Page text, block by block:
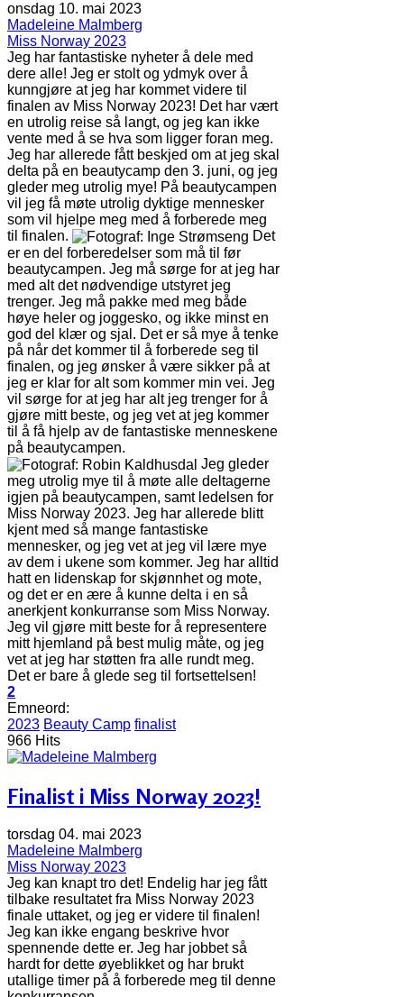
onsdag 10. mai 2023
Madeleine Malmberg
Miss Norway 2023
Jeg har fantastiske nyheter å dele med
dere alle! Jeg er stolt og ydmyk over å
kunngjøre at jeg har kommet videre til
finalen av Miss Norway 2023! Det har vært
en utrolig reise så langt, og jeg kan ikke
vente med å se hva som ligger foran meg.
Jeg har allerede fått beskjed om at jeg skal
delta på en beautycamp den 3. juni, og jeg
gleder meg utrolig mye! På beautycampen
vil jeg få møte utrolig dyktige mennesker
som vil hjelpe meg med å forberede meg
til finalen.
Det
er en del forberedelser som må til før
beautycampen. Jeg må sørge for at jeg har
med alt det nødvendige utstyret jeg
trenger. Jeg må pakke med meg både
høye heler og joggesko, og ikke minst en
god del klær og sjal. Det er så mye å tenke
på når det kommer til å forberede seg til
finalen, og jeg ønsker å være sikker på at
jeg er klar for alt som kommer min vei. Jeg
vil sørge for at jeg har alt jeg trenger for å
gjøre mitt beste, og jeg vet at jeg kommer
til å få hjelp av de fantastiske menneskene
på beautycampen.
Jeg gleder
meg utrolig mye til å møte alle deltagerne
igjen på beautycampen, samt ledelsen for
Miss Norway 2023. Jeg har allerede blitt
kjent med så mange fantastiske
mennesker, og jeg vet at jeg vil lære mye
av dem i ukene som kommer. Jeg har alltid
hatt en lidenskap for skjønnhet og mote,
og det er en ære å kunne delta i en så
anerkjent konkurranse som Miss Norway.
Jeg vil gjøre mitt beste for å representere
mitt hjemland på best mulig måte, og jeg
vet at jeg har støtten fra alle rundt meg.
Det er bare å glede seg til fortsettelsen!
2
Emneord:
2023 Beauty Camp finalist
966 Hits
Finalist i Miss Norway 2023!
torsdag 04. mai 2023
Madeleine Malmberg
Miss Norway 2023
Jeg kan knapt tro det! Endelig har jeg fått
tilbake resultatet fra Miss Norway 2023
finale uttaket, og jeg er videre til finalen!
Jeg kan ikke engang beskrive hvor
spennende dette er. Jeg har jobbet så
hardt for dette øyeblikket og har brukt
utallige timer på å forberede meg til denne